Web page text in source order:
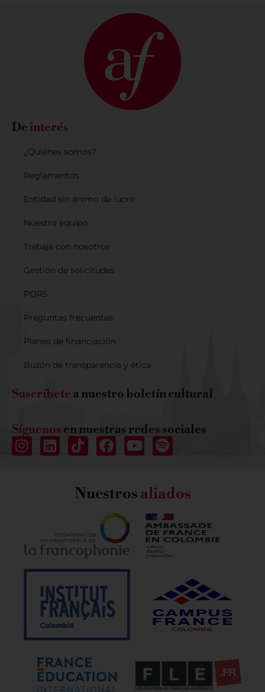
De interés
¿Quiénes somos?
Reglamentos
Entidad sin ánimo de lucro
Nuestro equipo
Trabaja con nosotros
Gestión de solicitudes
PQRS
Preguntas frecuentes
Planes de financiación
Buzón de transparencia y ética
Suscríbete a nuestro boletín cultural
Síguenos en nuestras redes sociales
Nuestrosaliados